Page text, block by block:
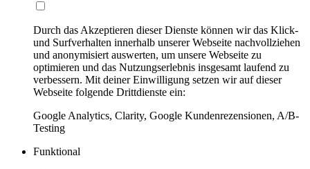
Durch das Akzeptieren dieser Dienste können wir das Klick-
und Surfverhalten innerhalb unserer Webseite nachvollziehen
und anonymisiert auswerten, um unsere Webseite zu
optimieren und das Nutzungserlebnis insgesamt laufend zu
verbessern. Mit deiner Einwilligung setzen wir auf dieser
Webseite folgende Drittdienste ein:
Google Analytics, Clarity, Google Kundenrezensionen, A/B-
Testing
Funktional